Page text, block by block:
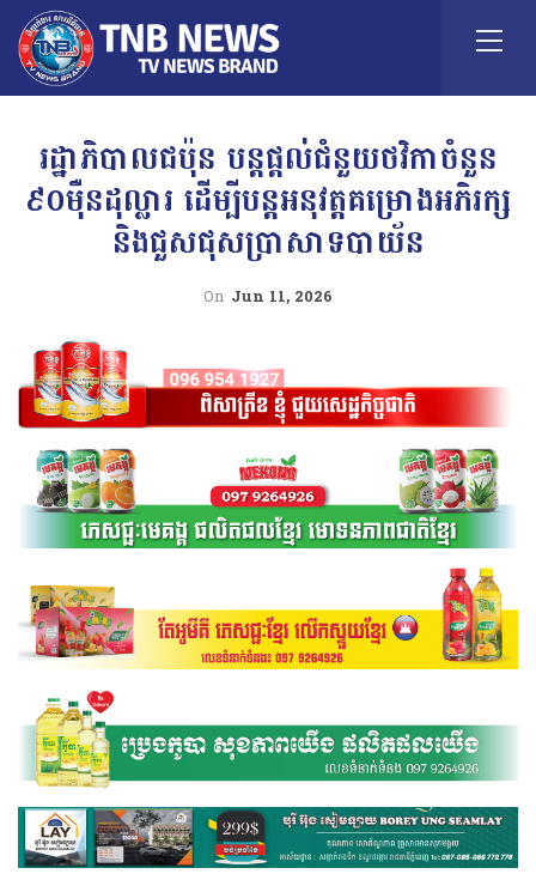
រដ្ឋាភិបាលជប៉ុន បន្តផ្តល់ជំនួយថវិកាចំនួន
៩០ម៉ឺនដុល្លារ ដើម្បីបន្តអនុវត្តគម្រោងអភិរក្ស
និងជួសជុសប្រាសាទបាយ័ន
On Jun 11, 2026